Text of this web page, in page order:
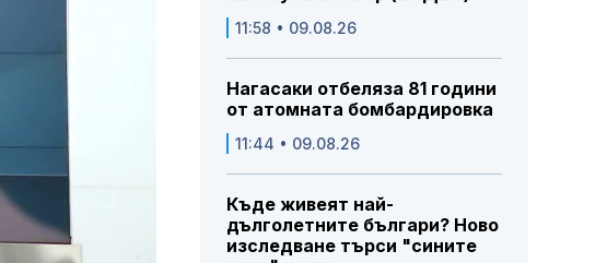
11:58 • 09.08.26
Нагасаки отбеляза 81 години
от атомната бомбардировка
11:44 • 09.08.26
Къде живеят най-
дълголетните българи? Ново
изследване търси "сините